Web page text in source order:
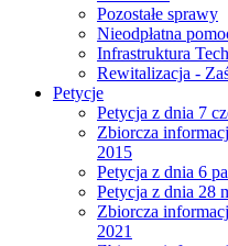
Pozostałe sprawy
Nieodpłatna
Infrastruktura
Rewitalizacja -
Petycje
Petycja z dnia 7
Zbiorcza
2015
Petycja z dnia 6
Petycja z dnia 28
Zbiorcza
2021